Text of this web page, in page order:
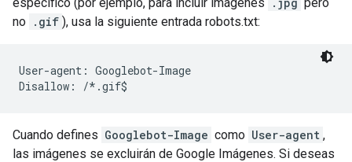
no .gif ), usa la siguiente entrada robots.txt:
User-agent: Googlebot-Image
Disallow: /*.gif$
Cuando defines Googlebot-Image como User-agent ,
las imágenes se excluirán de Google Imágenes. Si deseas